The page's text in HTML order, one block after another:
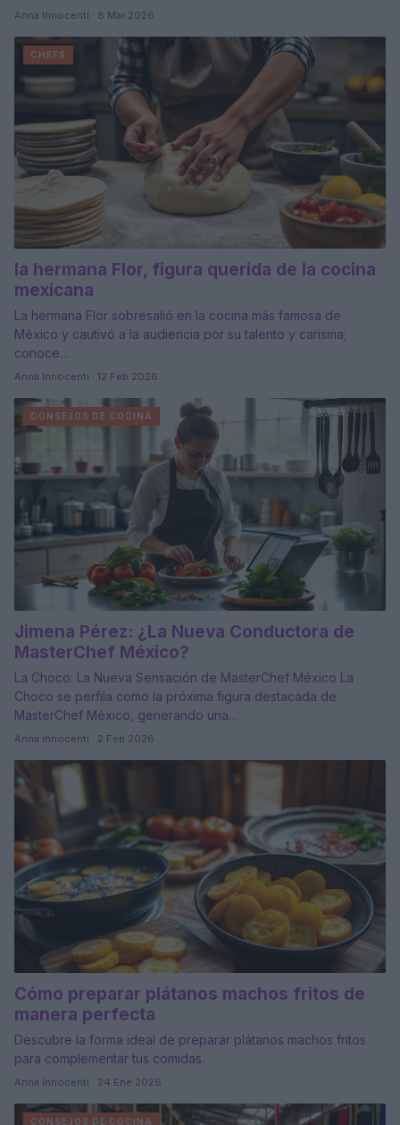
Anna Innocenti · 8 Mar 2026
CHEFS
la hermana Flor, figura querida de la cocina
mexicana
La hermana Flor sobresalió en la cocina más famosa de
México y cautivó a la audiencia por su talento y carisma;
conoce…
Anna Innocenti · 12 Feb 2026
CONSEJOS DE COCINA
Jimena Pérez: ¿La Nueva Conductora de
MasterChef México?
La Choco: La Nueva Sensación de MasterChef México La
Choco se perfila como la próxima figura destacada de
MasterChef México, generando una…
Anna Innocenti · 2 Feb 2026
Cómo preparar plátanos machos fritos de
manera perfecta
Descubre la forma ideal de preparar plátanos machos fritos
para complementar tus comidas.
Anna Innocenti · 24 Ene 2026
CONSEJOS DE COCINA